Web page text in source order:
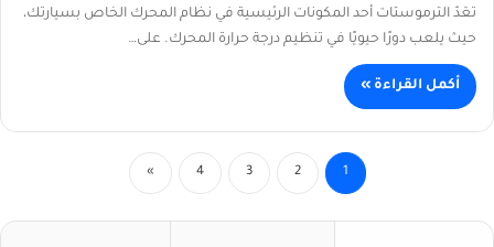
تعَدّ الترموستات أحد المكونات الرئيسية في نظام المحرك الخاص بسيارتك،
حيث يلعب دورًا حيويًا في تنظيم درجة حرارة المحرك. على…
أكمل القراءة »
1
2
3
4
»